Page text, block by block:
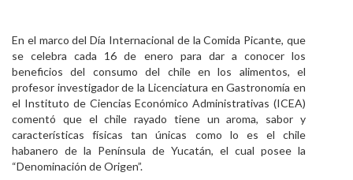
En el marco del Día Internacional de la Comida Picante, que
se celebra cada 16 de enero para dar a conocer los
beneficios del consumo del chile en los alimentos, el
profesor investigador de la Licenciatura en Gastronomía en
el Instituto de Ciencias Económico Administrativas (ICEA)
comentó que el chile rayado tiene un aroma, sabor y
características físicas tan únicas como lo es el chile
habanero de la Península de Yucatán, el cual posee la
“Denominación de Origen”.